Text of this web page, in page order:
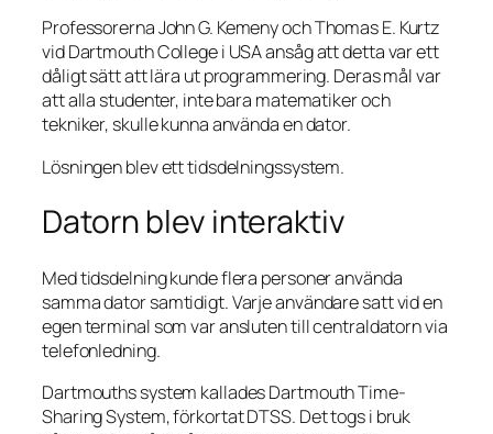
Professorerna John G. Kemeny och Thomas E. Kurtz
vid Dartmouth College i USA ansåg att detta var ett
dåligt sätt att lära ut programmering. Deras mål var
att alla studenter, inte bara matematiker och
tekniker, skulle kunna använda en dator.
Lösningen blev ett tidsdelningssystem.
Datorn blev interaktiv
Med tidsdelning kunde flera personer använda
samma dator samtidigt. Varje användare satt vid en
egen terminal som var ansluten till centraldatorn via
telefonledning.
Dartmouths system kallades Dartmouth Time-
Sharing System, förkortat DTSS. Det togs i bruk